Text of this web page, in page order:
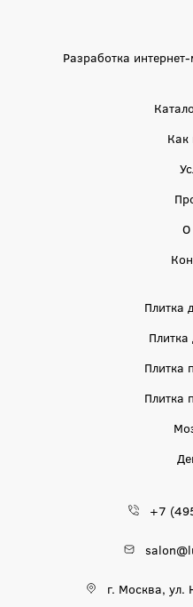
Разработка
Как
О
Плитка
Плитка
Плитка
Плитка
+7
г. Москва, ул.